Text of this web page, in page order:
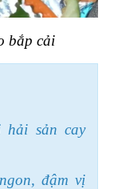
bắp cải
hải sản cay
đậm vị